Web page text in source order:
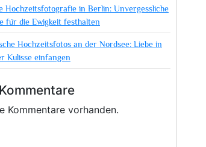
Hochzeitsfotografie in Berlin: Unvergessliche
für die Ewigkeit festhalten
Hochzeitsfotos an der Nordsee: Liebe in
Kulisse einfangen
Kommentare vorhanden.